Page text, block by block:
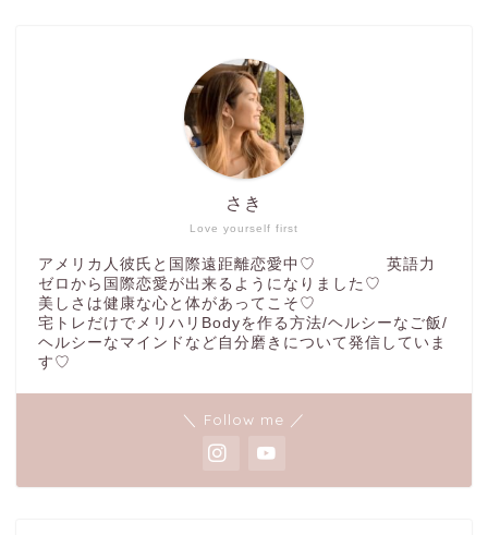
Love yourself first
さき
アメリカ人彼氏と国際遠距離恋愛中♡ 英語力
ゼロから国際恋愛が出来るようになりました♡
美しさは健康な心と体があってこそ♡
宅トレだけでメリハリBodyを作る方法/ヘルシーなご飯/
ヘルシーなマインドなど自分磨きについて発信していま
す♡
＼ Follow me ／